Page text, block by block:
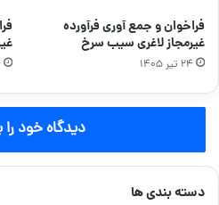
فراخوان و جمع آوری فرآورده
غیرمجاز لاغری سیب سرخ
۲۴ تیر ۱۴۰۵
دیدگاه خود را
دسته بندی ها